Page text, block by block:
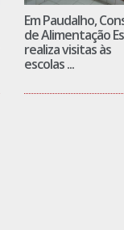
Em Paudalho,
de Alimentação
realiza visitas às
escolas ...